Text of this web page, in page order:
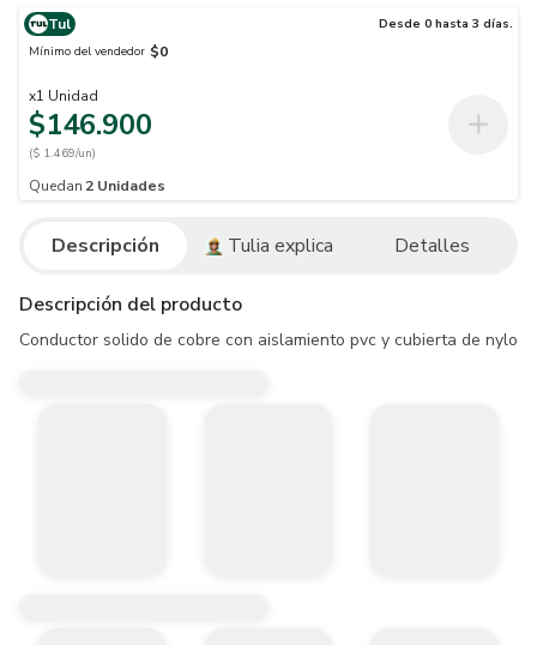
Tul
Desde 0 hasta 3 días.
Mínimo del vendedor $0
x1 Unidad
$146.900
($ 1.469/un)
Quedan 2 Unidades
Descripción Tulia explica Detalles
Descripción del producto
Conductor solido de cobre con aislamiento pvc y cubierta de